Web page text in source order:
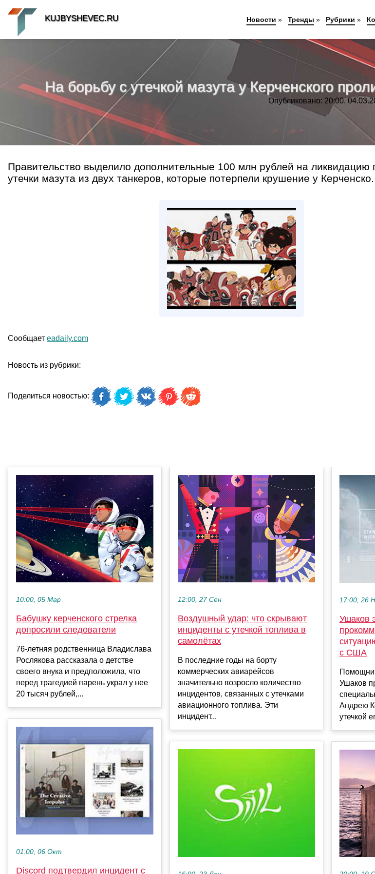
На борьбу с утечкой мазута у Керченского
Опубликовано: 20:00,
Правительство выделило дополнительные 100 млн рублей на ликвидацию
утечки мазута из двух танкеров, которые потерпели крушение у
Сообщает eadaily.com
Новость из рубрики:
Поделиться новостью:
10:00, 05 Мар
Бабушку керченского стрелка
допросили следователи
76-летняя родственница Владислава
Рослякова рассказала о детстве
своего внука и предположила, что
перед трагедией парень украл у нее
20 тысяч рублей,...
01:00, 06 Окт
Discord подтвердил инцидент с
12:00, 27 Сен
Воздушный удар: что скрывают
инциденты с утечкой топлива в
самолётах
В последние годы на борту
коммерческих авиарейсов
значительно возросло количество
инцидентов, связанных с утечками
авиационного топлива. Эти
инцидент...
17:00, 26
Ушаков
с США
Ушаков
Андрею
утечкой
KUJBYSHEVEC.RU Новости » Тренды » Рубрики »